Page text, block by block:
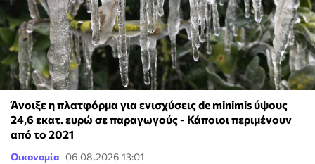
Άνοιξε η πλατφόρμα για ενισχύσεις de minimis ύψους
24,6 εκατ. ευρώ σε παραγωγούς - Κάποιοι περιμένουν
από το 2021
Οικονομία 06.08.2026 13:01